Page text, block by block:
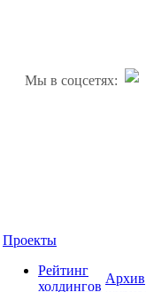
Мы в соцсетях:
Проекты
Рейтинг
холдингов
Архив